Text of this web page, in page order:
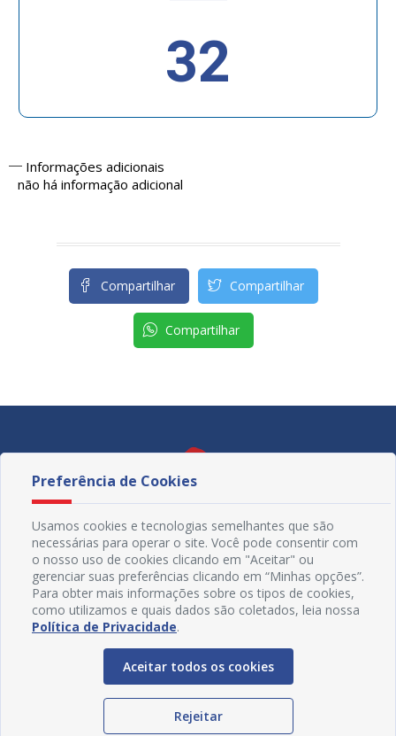
32
Informações adicionais
não há informação adicional
Compartilhar Compartilhar
Compartilhar
Redes Sociais
Preferência de Cookies
Usamos cookies e tecnologias semelhantes que são
necessárias para operar o site. Você pode consentir com
o nosso uso de cookies clicando em "Aceitar" ou
gerenciar suas preferências clicando em “Minhas opções”.
Para obter mais informações sobre os tipos de cookies,
como utilizamos e quais dados são coletados, leia nossa
Política de Privacidade.
Aceitar todos os cookies
Rejeitar